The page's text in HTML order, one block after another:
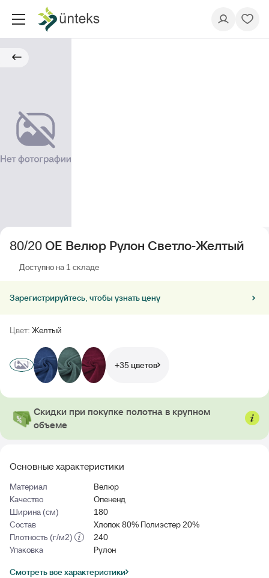
Основные характеристики
Материал
Велюр
Качество
Опененд
Ширина (см)
180
Состав
Хлопок 80% Полиэстер 20%
Плотность (г/м2)
240
Упаковка
Рулон
Смотреть все характеристики
80/20 ОЕ Велюр Рулон Светло-Желтый
Доступно на 1 складе
Зарегистрируйтесь, чтобы узнать цену
Цвет: Желтый
+35 цветов
Скидки при покупке полотна в крупном
объеме